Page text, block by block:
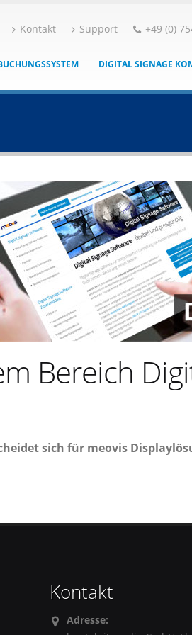
Kontakt Support +49 (0)
DIGITAL SIGNAGE
Bereich
sich für meovis
Kontakt
Adresse: